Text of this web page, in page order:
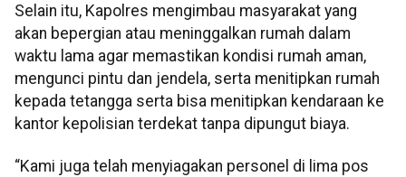
Selain itu, Kapolres mengimbau masyarakat yang
akan bepergian atau meninggalkan rumah dalam
waktu lama agar memastikan kondisi rumah aman,
mengunci pintu dan jendela, serta menitipkan rumah
kepada tetangga serta bisa menitipkan kendaraan ke
kantor kepolisian terdekat tanpa dipungut biaya.
“Kami juga telah menyiagakan personel di lima pos